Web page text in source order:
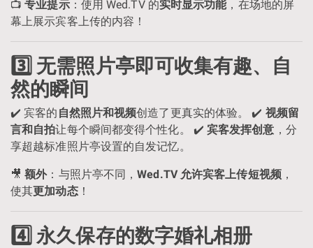
📺专业提示：使用 Wed.TV 的实时显示功能，在场地的屏
幕上展示宾客上传的内容！
3️⃣ 无需照片亭即可收集有趣、自
然的瞬间
✔️ 宾客的 自然照片和视频创造了更真实的体验。 ✔️ 视频留
言和自拍让每个瞬间都变得个性化。 ✔️ 宾客发挥创意 ，分
享超越标准照片亭设置的自发记忆。
🎥额外：与照片亭不同，Wed.TV 允许宾客上传短视频，
使其更加动态！
4️⃣ 永久保存的数字婚礼相册